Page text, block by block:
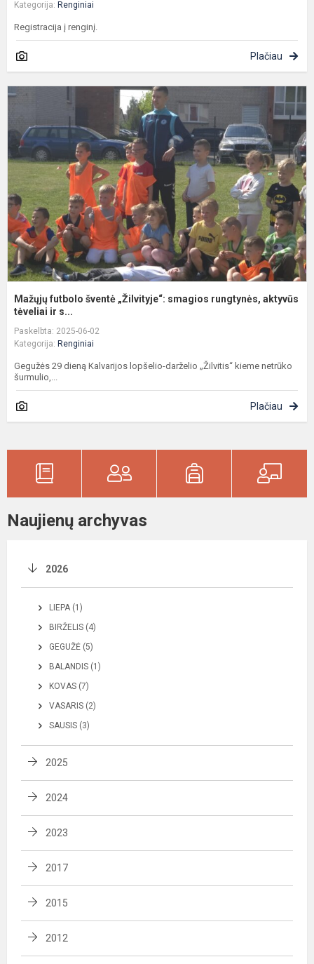
Kategorija: Renginiai
Registracija į renginį.
Plačiau
Mažųjų futbolo šventė „Žilvityje“: smagios rungtynės, aktyvūs
tėveliai ir s...
Paskelbta: 2025-06-02
Kategorija: Renginiai
Gegužės 29 dieną Kalvarijos lopšelio-darželio „Žilvitis“ kieme netrūko
šurmulio,...
Plačiau
Naujienų archyvas
2026
LIEPA (1)
BIRŽELIS (4)
GEGUŽĖ (5)
BALANDIS (1)
KOVAS (7)
VASARIS (2)
SAUSIS (3)
2025
2024
2023
2017
2015
2012